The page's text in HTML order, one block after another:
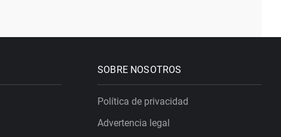
SOBRE NOSOTROS
Política de privacidad
Advertencia legal